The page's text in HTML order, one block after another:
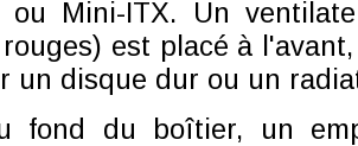
ou Mini-ITX. Un
est placé à
un disque dur ou un
fond du boîtier, un